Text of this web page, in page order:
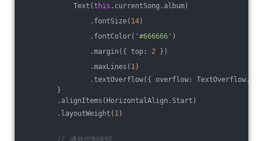
Text(this .currentSong.album)
.fontSize( 14)
.fontColor( '#666666' )
.margin({ top: 2 })
.maxLines( 1)
.textOverflow({ overflow:
}
.alignItems(HorizontalAlign.Start)
.layoutWeight( 1)
// 播放控制按钮